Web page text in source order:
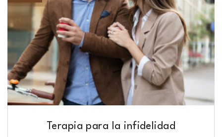
Terapia para la infidelidad